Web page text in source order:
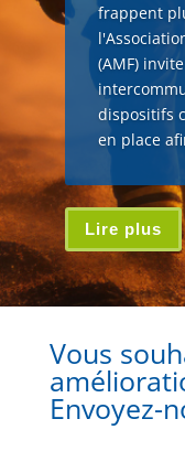
frappent
(AMF)
dispositifs
en place
Lire plus
Vous
Envoyez-